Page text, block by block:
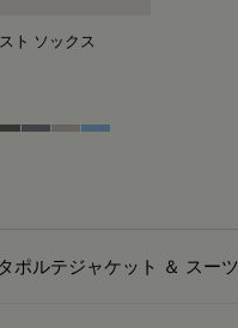
ト ソックス
Brown
Bright Cerulean
Natural Beige
Zenith Blue
Gris
ポルテジャケット ＆ スーツ